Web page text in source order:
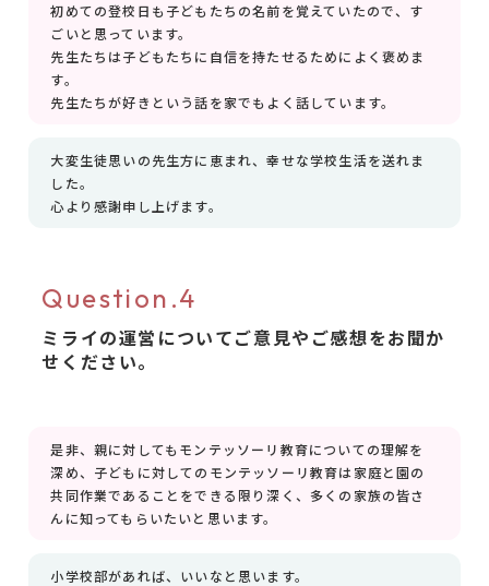
初めての登校日も子どもたちの名前を覚えていたので、す
ごいと思っています。
先生たちは子どもたちに自信を持たせるためによく褒めま
す。
先生たちが好きという話を家でもよく話しています。
大変生徒思いの先生方に恵まれ、幸せな学校生活を送れま
した。
心より感謝申し上げます。
Question.4
ミライの運営についてご意見やご感想をお聞か
せください。
是非、親に対してもモンテッソーリ教育についての理解を
深め、子どもに対してのモンテッソーリ教育は家庭と園の
共同作業であることをできる限り深く、多くの家族の皆さ
んに知ってもらいたいと思います。
小学校部があれば、いいなと思います。